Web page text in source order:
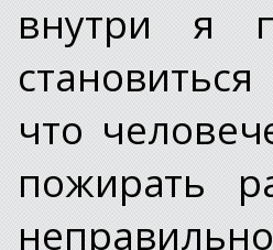
внутри я
что
пожирать